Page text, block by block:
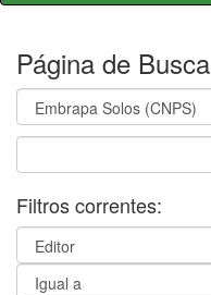
Página de Busca
Filtros correntes: